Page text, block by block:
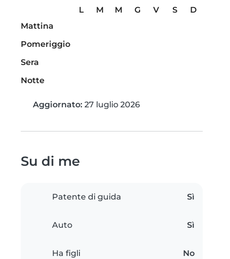
L M M G V S
D
Mattina
Pomeriggio
Sera
Notte
Aggiornato: 27 luglio 2026
Su di me
Patente di guida Sì
Auto Sì
Ha figli No